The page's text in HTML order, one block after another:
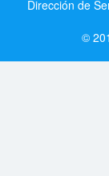
Dirección de
©